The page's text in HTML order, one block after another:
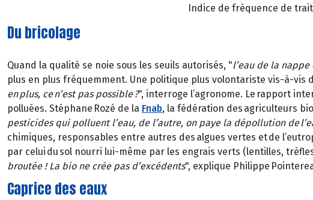
Indice de fréquence de
Du bricolage
Quand la qualité se noie sous les seuils autorisés, "l’eau de la
plus en plus fréquemment. Une politique plus volontariste vis-à-vis
en plus, ce n’est pas possible ?", interroge l’agronome. Le rapport
polluées. Stéphane Rozé de la Fnab, la fédération des agriculteurs
pesticides qui polluent l’eau, de l’autre, on paye la dépollution de
chimiques, responsables entre autres des algues vertes et de
par celui du sol nourri lui-même par les engrais verts (lentilles,
broutée ! La bio ne crée pas d’excédents", explique Philippe
Caprice des eaux